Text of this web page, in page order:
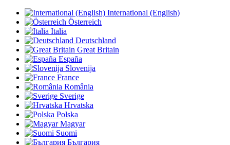
International (English)
Österreich
Italia
Deutschland
Great Britain
España
Slovenija
France
România
Sverige
Hrvatska
Polska
Magyar
Suomi
България